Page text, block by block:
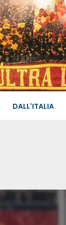
DALL'ITALIA